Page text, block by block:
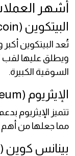
أشهر
البيتكوين (Bitcoin)
تُعد البيتكوين
ويطلق عليها لقب
السوقية الكبيرة.
الإيثريوم (Ethereum)
تتميز الإيثريوم
مما جعلها من
بينانس كوين (BNB)